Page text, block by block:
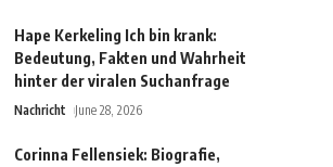
Hape Kerkeling Ich bin krank:
Bedeutung, Fakten und Wahrheit
hinter der viralen Suchanfrage
Nachricht June 28, 2026
Corinna Fellensiek: Biografie,